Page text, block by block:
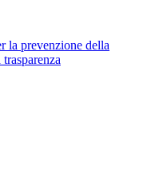
la prevenzione della